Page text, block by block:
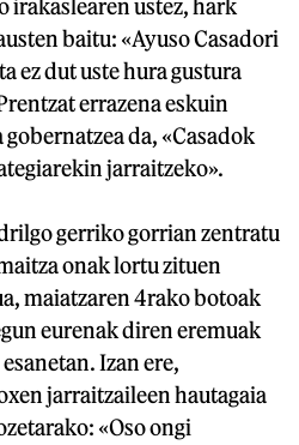
irakaslearen ustez, hark
baitu: «Ayuso Casadori
ez dut uste hura gustura
errazena eskuin
da, «Casadok
jarraitzeko».
gerriko gorrian zentratu
onak lortu zituen
maiatzaren 4rako botoak
eurenak diren eremuak
Izan ere,
jarraitzaileen hautagaia
«Oso ongi